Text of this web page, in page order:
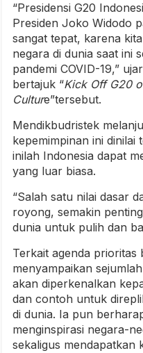
“Presidensi G20
Presiden Joko Widodo
sangat tepat, karena
negara di dunia saat ini
pandemi COVID-19,”
bertajuk “Kick Off G20
Culture”tersebut.
Mendikbudristek
kepemimpinan ini dinilai
inilah Indonesia dapat
yang luar biasa.
“Salah satu nilai dasar
royong, semakin
dunia untuk pulih dan
Terkait agenda prioritas
menyampaikan
akan diperkenalkan
dan contoh untuk
di dunia. Ia pun
menginspirasi negara-
sekaligus mendapatkan